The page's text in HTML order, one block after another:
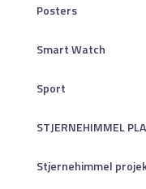
Posters
Smart Watch
Sport
STJERNEHIMMEL
Stjernehimmel